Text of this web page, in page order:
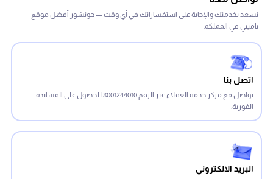
نسعد بخدمتك والإجابة على استفساراتك في أي وقت — جونشور أفضل موقع
تاميني في المملكة.
اتصل بنا
تواصل مع مركز خدمة العملاء عبر الرقم 8001244010 للحصول على المساندة
الفورية.
البريد الالكتروني